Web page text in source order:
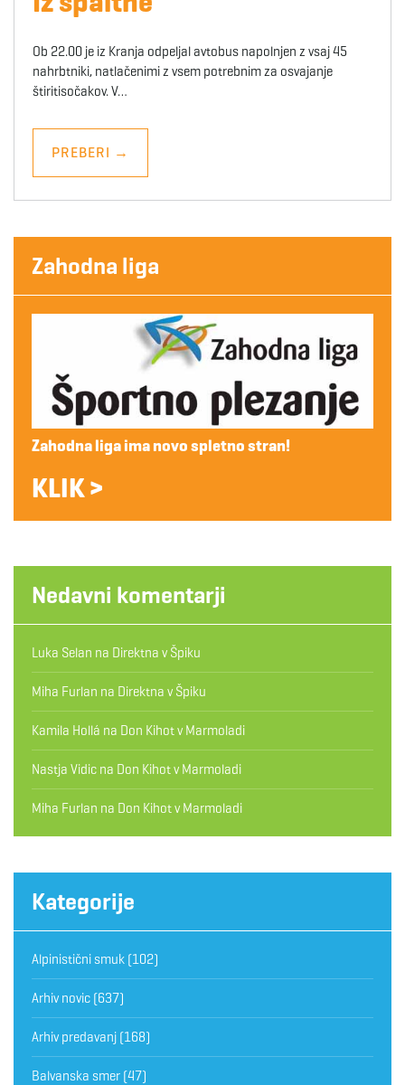
Ob 22.00 je iz Kranja odpeljal avtobus napolnjen z vsaj 45
nahrbtniki, natlačenimi z vsem potrebnim za osvajanje
štiritisočakov. V…
PREBERI →
Zahodna liga
Zahodna liga ima novo spletno stran!
KLIK >
Nedavni komentarji
Luka Selan na Direktna v Špiku
Miha Furlan na Direktna v Špiku
Kamila Hollá na Don Kihot v Marmoladi
Nastja Vidic na Don Kihot v Marmoladi
Miha Furlan na Don Kihot v Marmoladi
Kategorije
Alpinistični smuk (102)
Arhiv novic (637)
Arhiv predavanj (168)
Balvanska smer (47)